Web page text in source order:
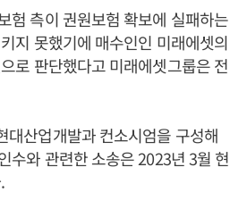
험 측이 권원보험 확보에 실패하는
지 못했기에 매수인인 미래에셋의
로 판단했다고 미래에셋그룹은 전
대산업개발과 컨소시엄을 구성해
수와 관련한 소송은 2023년 3월 현